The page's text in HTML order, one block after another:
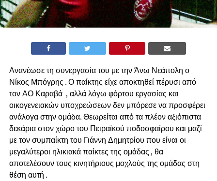
Ανανέωσε τη συνεργασία του με την Άνω Νεάπολη ο
Νίκος Μπόγρης . Ο παίκτης είχε αποκτηθεί πέρυσι από
τον ΑΟ Καραβά , αλλά λόγω φόρτου εργασίας και
οικογενειακών υποχρεώσεων δεν μπόρεσε να προσφέρει
ανάλογα στην ομάδα. Θεωρείται από τα πλέον αξιόπιστα
δεκάρια στον χώρο του Πειραϊκού ποδοσφαίρου και μαζί
με τον συμπαίκτη του Γιάννη Δημητρίου που είναι οι
μεγαλύτεροι ηλικιακά παίκτες της ομάδας , θα
αποτελέσουν τους κινητήριους μοχλούς της ομάδας στη
θέση αυτή .